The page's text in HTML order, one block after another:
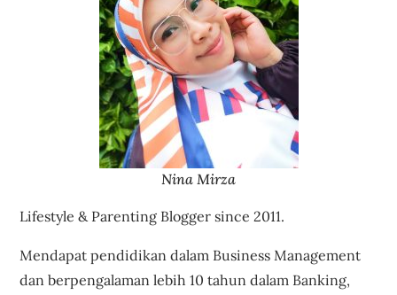
Nina Mirza
Lifestyle & Parenting Blogger since 2011.
Mendapat pendidikan dalam Business Management
dan berpengalaman lebih 10 tahun dalam Banking,